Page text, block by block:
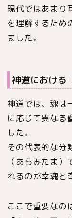
現代ではあまり
を理解するため
ました。
神道における
神道では、魂は
に応じて異なる
した。
その代表的な分
（あらみたま
れるのが幸魂と
ここで重要なの